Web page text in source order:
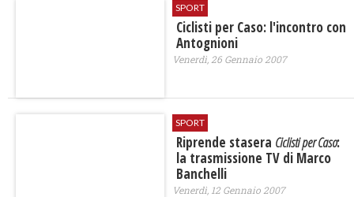
SPORT
Ciclisti per Caso: l'incontro con
Antognioni
Venerdì, 26 Gennaio 2007
SPORT
Riprende stasera Ciclisti per Caso:
la trasmissione TV di Marco
Banchelli
Venerdì, 12 Gennaio 2007